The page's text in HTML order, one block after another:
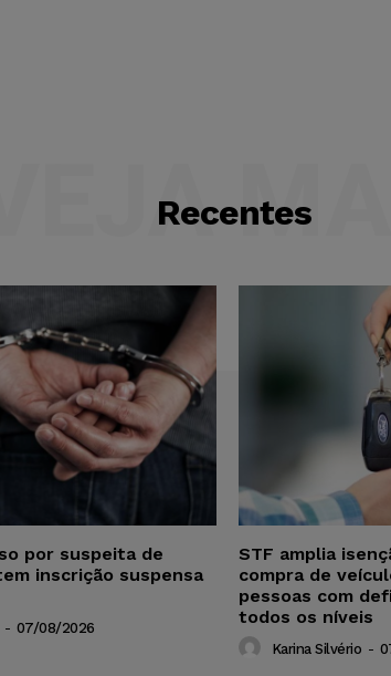
Recentes
VEJA
por suspeita de
inscrição suspensa
- 07/08/2026
STF amplia
compra de
pessoas com
todos os níveis
Karina Silvério -